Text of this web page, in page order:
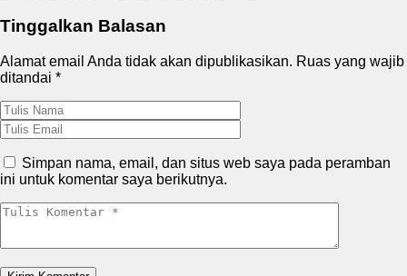
Tinggalkan Balasan
Alamat email Anda tidak akan dipublikasikan. Ruas yang wajib
ditandai *
Simpan nama, email, dan situs web saya pada peramban
ini untuk komentar saya berikutnya.